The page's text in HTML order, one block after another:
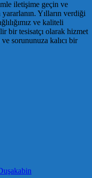
iletişime geçin ve
Yılların verdiği
ve kaliteli
bir tesisatçı olarak hizmet
sorununuza kalıcı bir